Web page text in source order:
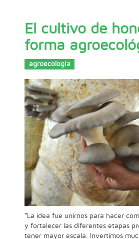
El cultivo de
forma
agroecología
“La idea fue unirnos para hacer
y fortalecer las diferentes etapas
tener mayor escala. Invertimos